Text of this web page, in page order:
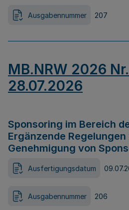
Ausgabennummer 207
MB.NRW 2026
28.07.2026
Sponsoring im Bereich
Ergänzende
Genehmigung von
Ausfertigungsdatum
Ausgabennummer 206